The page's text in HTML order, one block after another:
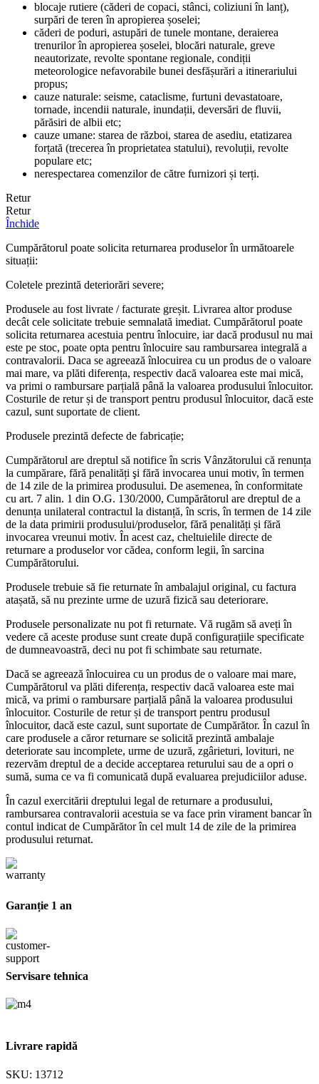
blocaje rutiere (căderi de copaci, stânci, coliziuni în lanț),
surpări de teren în apropierea șoselei;
căderi de poduri, astupări de tunele montane, deraierea
trenurilor în apropierea șoselei, blocări naturale, greve
neautorizate, revolte spontane regionale, condiții
meteorologice nefavorabile bunei desfășurări a itinerariului
propus;
cauze naturale: seisme, cataclisme, furtuni devastatoare,
tornade, incendii naturale, inundații, deversări de fluvii,
părăsiri de albii etc;
cauze umane: starea de război, starea de asediu, etatizarea
forțată (trecerea în proprietatea statului), revoluții, revolte
populare etc;
nerespectarea comenzilor de către furnizori și terți.
Retur
Retur
Închide
Cumpărătorul poate solicita returnarea produselor în următoarele
situații:
Coletele prezintă deteriorări severe;
Produsele au fost livrate / facturate greșit. Livrarea altor produse
decât cele solicitate trebuie semnalată imediat. Cumpărătorul poate
solicita returnarea acestuia pentru înlocuire, iar dacă produsul nu mai
este pe stoc, poate opta pentru înlocuire sau rambursarea integrală a
contravalorii. Daca se agreează înlocuirea cu un produs de o valoare
mai mare, va plăti diferența, respectiv dacă valoarea este mai mică,
va primi o rambursare parțială până la valoarea produsului înlocuitor.
Costurile de retur și de transport pentru produsul înlocuitor, dacă este
cazul, sunt suportate de client.
Produsele prezintă defecte de fabricație;
Cumpărătorul are dreptul să notifice în scris Vânzătorului că renunța
la cumpărare, fără penalități şi fără invocarea unui motiv, în termen
de 14 zile de la primirea produsului. De asemenea, în conformitate
cu art. 7 alin. 1 din O.G. 130/2000, Cumpărătorul are dreptul de a
denunța unilateral contractul la distanță, în scris, în termen de 14 zile
de la data primirii produsului/produselor, fără penalități și fără
invocarea vreunui motiv. În acest caz, cheltuielile directe de
returnare a produselor vor cădea, conform legii, în sarcina
Cumpărătorului.
Produsele trebuie să fie returnate în ambalajul original, cu factura
atașată, să nu prezinte urme de uzură fizică sau deteriorare.
Produsele personalizate nu pot fi returnate. Vă rugăm să aveți în
vedere că aceste produse sunt create după configurațiile specificate
de dumneavoastră, deci nu pot fi schimbate sau returnate.
Dacă se agreează înlocuirea cu un produs de o valoare mai mare,
Cumpărătorul va plăti diferența, respectiv dacă valoarea este mai
mică, va primi o rambursare parțială până la valoarea produsului
înlocuitor. Costurile de retur și de transport pentru produsul
înlocuitor, dacă este cazul, sunt suportate de Cumpărător. În cazul în
care produsele a căror returnare se solicită prezintă ambalaje
deteriorate sau incomplete, urme de uzură, zgârieturi, lovituri, ne
rezervăm dreptul de a decide acceptarea returului sau de a opri o
sumă, suma ce va fi comunicată după evaluarea prejudiciilor aduse.
În cazul exercitării dreptului legal de returnare a produsului,
rambursarea contravalorii acestuia se va face prin virament bancar în
contul indicat de Cumpărător în cel mult 14 de zile de la primirea
produsului returnat.
Garanție 1 an
Servisare tehnica
Livrare rapidă
SKU: 13712